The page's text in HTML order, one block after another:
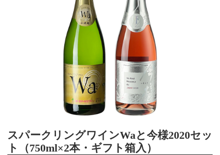
スパークリングワインWaと今様2020セッ
ト（750ml×2本・ギフト箱入）